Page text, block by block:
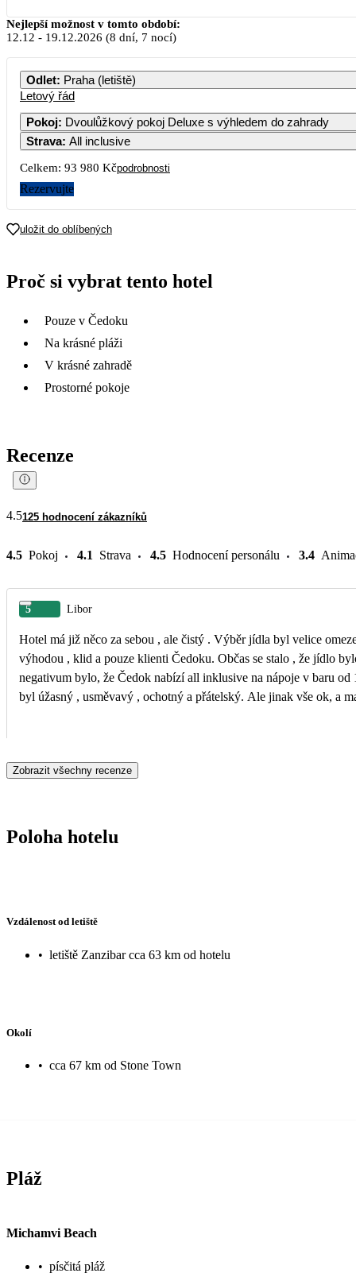
Nejlepší možnost v tomto období:
12.12 - 19.12.2026 (8 dní, 7 nocí)
Odlet: Praha (letiště)
Letový řád
Pokoj: Dvoulůžkový pokoj Deluxe s výhledem do zahrady
Strava: All inclusive
Celkem: 93 980 Kčpodrobnosti
Rezervujte
uložit do oblíbených
Proč si vybrat tento hotel
Pouze v Čedoku
Na krásné pláži
V krásné zahradě
Prostorné pokoje
Recenze
4.5125 hodnocení zákazníků
4.5 Pokoj 4.1 Strava 4.5 Hodnocení personálu 3.4
5 Libor
Hotel má již něco za sebou , ale čistý . Výběr jídla byl velice
výhodou , klid a pouze klienti Čedoku. Občas se stalo , že jídlo
negativum bylo, že Čedok nabízí all inklusive na nápoje v baru
byl úžasný , usměvavý , ochotný a přátelský. Ale jinak vše ok, a
Zobrazit všechny recenze
Poloha hotelu
Vzdálenost od letiště
• letiště Zanzibar cca 63 km od hotelu
Okolí
• cca 67 km od Stone Town
Pláž
Michamvi Beach
• písčitá pláž